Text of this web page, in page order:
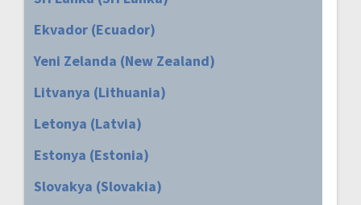
Ekvador (Ecuador)
Yeni Zelanda (New Zealand)
Litvanya (Lithuania)
Letonya (Latvia)
Estonya (Estonia)
Slovakya (Slovakia)